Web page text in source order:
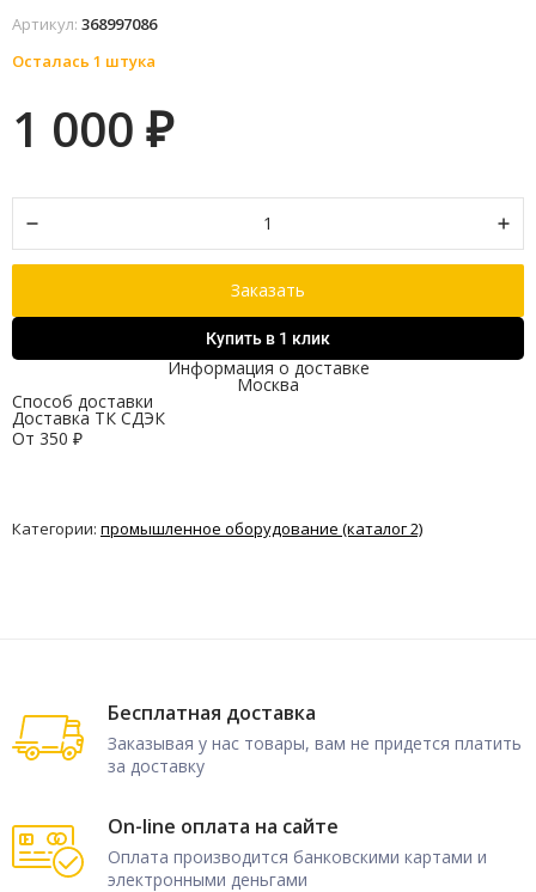
Артикул: 368997086
Осталась 1 штука
1 000 ₽
Заказать
Купить в 1 клик
Информация о доставке
Москва
Способ доставки
Доставка ТК СДЭК
От 350 ₽
Категории: промышленное оборудование (каталог 2)
Бесплатная доставка
Заказывая у нас товары, вам не придется платить
за доставку
On-line оплата на сайте
Оплата производится банковскими картами и
электронными деньгами